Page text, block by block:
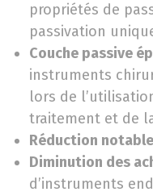
propriétés de
passivation
Couche passive
instruments
lors de
traitement et de
Réduction
Diminution des
d’instruments